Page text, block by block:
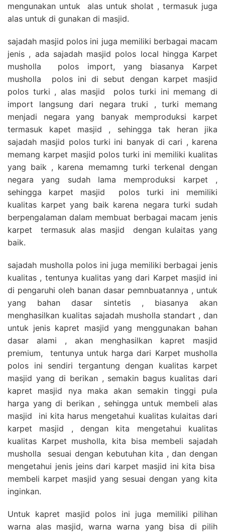
mengunakan untuk alas untuk sholat , termasuk juga
alas untuk di gunakan di masjid.
sajadah masjid polos ini juga memiliki berbagai macam
jenis , ada sajadah masjid polos local hingga Karpet
musholla polos import, yang biasanya Karpet
musholla polos ini di sebut dengan karpet masjid
polos turki , alas masjid polos turki ini memang di
import langsung dari negara truki , turki memang
menjadi negara yang banyak memproduksi karpet
termasuk kapet masjid , sehingga tak heran jika
sajadah masjid polos turki ini banyak di cari , karena
memang karpet masjid polos turki ini memiliki kualitas
yang baik , karena memamng turki terkenal dengan
negara yang sudah lama memproduksi karpet ,
sehingga karpet masjid polos turki ini memiliki
kualitas karpet yang baik karena negara turki sudah
berpengalaman dalam membuat berbagai macam jenis
karpet termasuk alas masjid dengan kulaitas yang
baik.
sajadah musholla polos ini juga memiliki berbagai jenis
kualitas , tentunya kualitas yang dari Karpet masjid ini
di pengaruhi oleh banan dasar pemnbuatannya , untuk
yang bahan dasar sintetis , biasanya akan
menghasilkan kualitas sajadah musholla standart , dan
untuk jenis kapret masjid yang menggunakan bahan
dasar alami , akan menghasilkan kapret masjid
premium, tentunya untuk harga dari Karpet musholla
polos ini sendiri tergantung dengan kualitas karpet
masjid yang di berikan , semakin bagus kualitas dari
kapret masjid nya maka akan semakin tinggi pula
harga yang di berikan , sehingga untuk membeli alas
masjid ini kita harus mengetahui kualitas kulaitas dari
karpet masjid , dengan kita mengetahui kualitas
kualitas Karpet musholla, kita bisa membeli sajadah
musholla sesuai dengan kebutuhan kita , dan dengan
mengetahui jenis jeins dari karpet masjid ini kita bisa
membeli karpet masjid yang sesuai dengan yang kita
inginkan.
Untuk kapret masjid polos ini juga memiliki pilihan
warna alas masjid, warna warna yang bisa di pilih